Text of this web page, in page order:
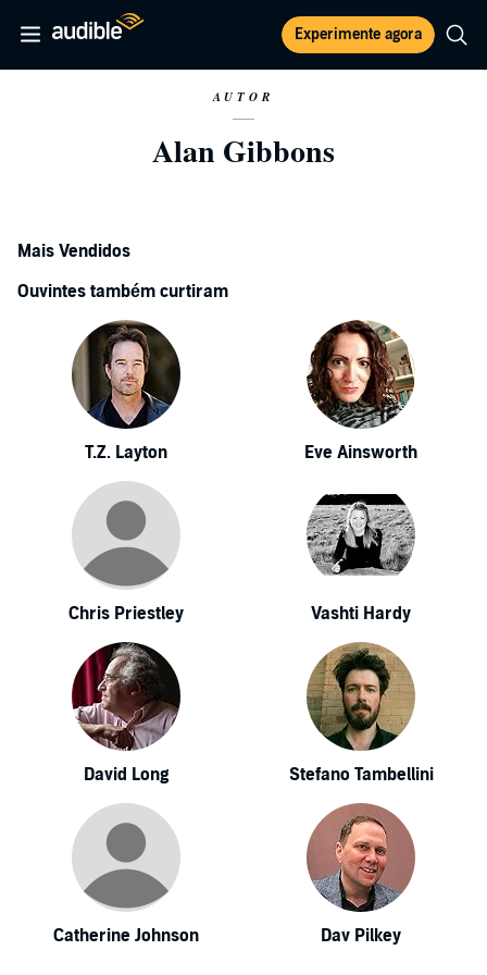
Experimente agora
AUTOR
Alan Gibbons
Mais Vendidos
Ouvintes também curtiram
T.Z. Layton Eve Ainsworth
Chris Priestley Vashti Hardy
David Long Stefano Tambellini
Catherine Johnson Dav Pilkey